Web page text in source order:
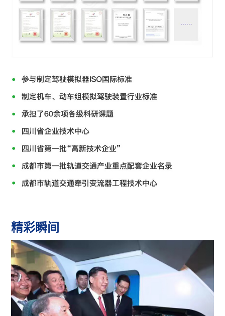
品质至上 精益品控力求卓越
一流的生产测试环境
构建全能服务体系
24小时服务热线：028-82891080
精彩瞬间